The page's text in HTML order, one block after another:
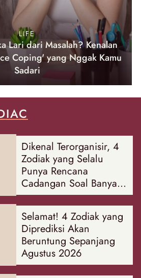
LIFE
Lari dari Masalah? Kenalan
Coping' yang Nggak Kamu
Sadari
Dikenal Terorganisir, 4
Zodiak yang Selalu
Punya Rencana
Cadangan Soal Banyak
Hal
Selamat! 4 Zodiak yang
Diprediksi Akan
Beruntung Sepanjang
Agustus 2026